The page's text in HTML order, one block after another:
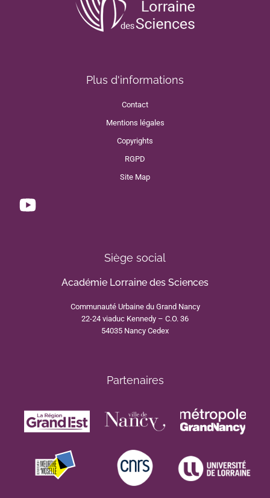
Plus d'informations
Contact
Mentions légales
Copyrights
RGPD
Site Map
Siège social
Académie Lorraine des Sciences
Communauté Urbaine du Grand Nancy
22-24 viaduc Kennedy – C.O. 36
54035 Nancy Cedex
Partenaires